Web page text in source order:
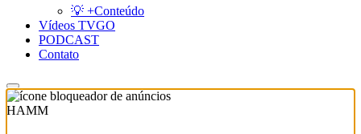
💡 +Conteúdo
Vídeos TVGO
PODCAST
Contato
HAMM